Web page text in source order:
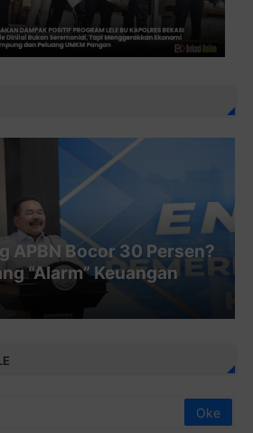
APBN Bocor 30 Persen?
“Alarm” Keuangan